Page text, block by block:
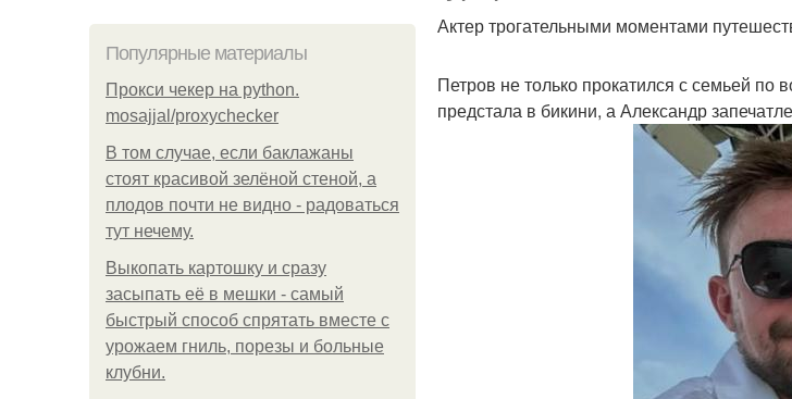
Популярные материалы
Прокси чекер на python.
mosajjal/proxychecker
В том случае, если баклажаны
стоят красивой зелёной стеной, а
плодов почти не видно - радоваться
тут нечему.
Выкопать картошку и сразу
засыпать её в мешки - самый
быстрый способ спрятать вместе с
урожаем гниль, порезы и больные
клубни.
Актер трогательными моментами
Петров не только прокатился с семьей по
предстала в бикини, а Александр